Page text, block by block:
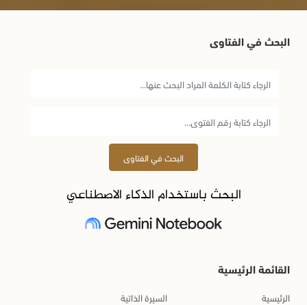
البحث في الفتاوى
البحث في الفتاوى
البحث باستخدام الذكاء الاصطناعي
القائمة الرئيسية
الرئيسية
السيرة الذاتية